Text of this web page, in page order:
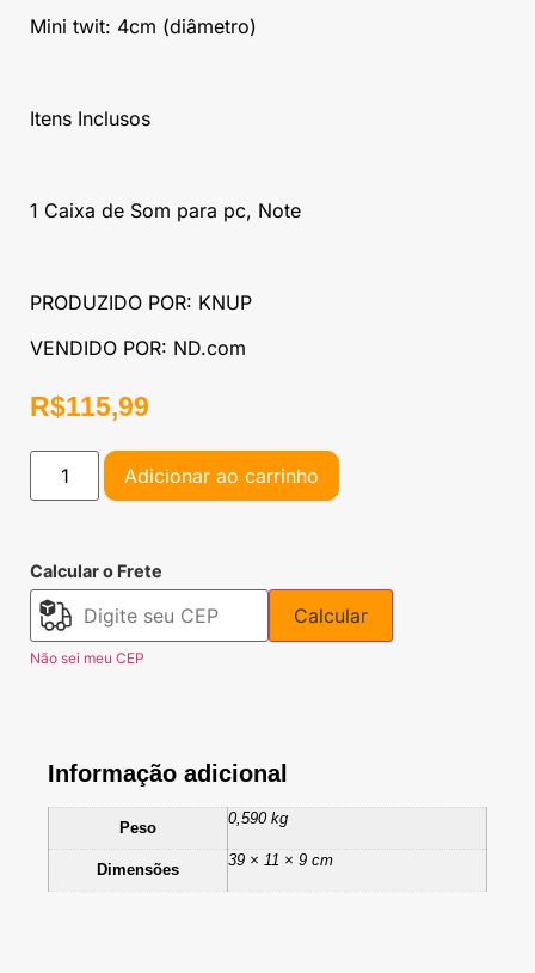
Mini twit: 4cm (diâmetro)
Itens Inclusos
1 Caixa de Som para pc, Note
PRODUZIDO POR: KNUP
VENDIDO POR: ND.com
R$115,99
Adicionar ao carrinho
Calcular o Frete
Calcular
Não sei meu CEP
Informação adicional
Peso
0,590 kg
Dimensões
39 × 11 × 9 cm